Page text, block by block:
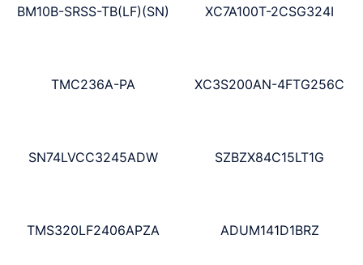
BM10B-SRSS-TB(LF)(SN) XC7A100T-2CSG324I
TMC236A-PA XC3S200AN-4FTG256C
SN74LVCC3245ADW SZBZX84C15LT1G
TMS320LF2406APZA ADUM141D1BRZ